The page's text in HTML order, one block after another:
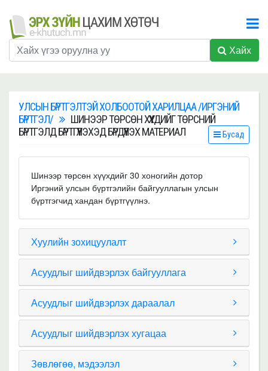
Хайх
УЛСЫН БҮРТГЭЛТЭЙ ХОЛБООТОЙ ХАРИЛЦАА /ИРГЭНИЙ
БҮРТГЭЛ/
ШИНЭЭР ТӨРСӨН ХҮҮХДИЙГ ТӨРСНИЙ
БҮРТГЭЛД БҮРТГҮҮЛЭХЭД БҮРДҮҮЛЭХ МАТЕРИАЛ
Бусад
Шинээр төрсөн хүүхдийг 30 хоногийн дотор
Иргэний улсын бүртгэлийн байгууллагын улсын
бүртгэгчид хандан бүртгүүлнэ.
Хуулийн зохицуулалт
Асуудлыг шийдвэрлэх байгууллага
Асуудлыг шийдвэрлэх дараалал
Асуудлыг шийдвэрлэх хугацаа
Зөвлөгөө, мэдээлэл